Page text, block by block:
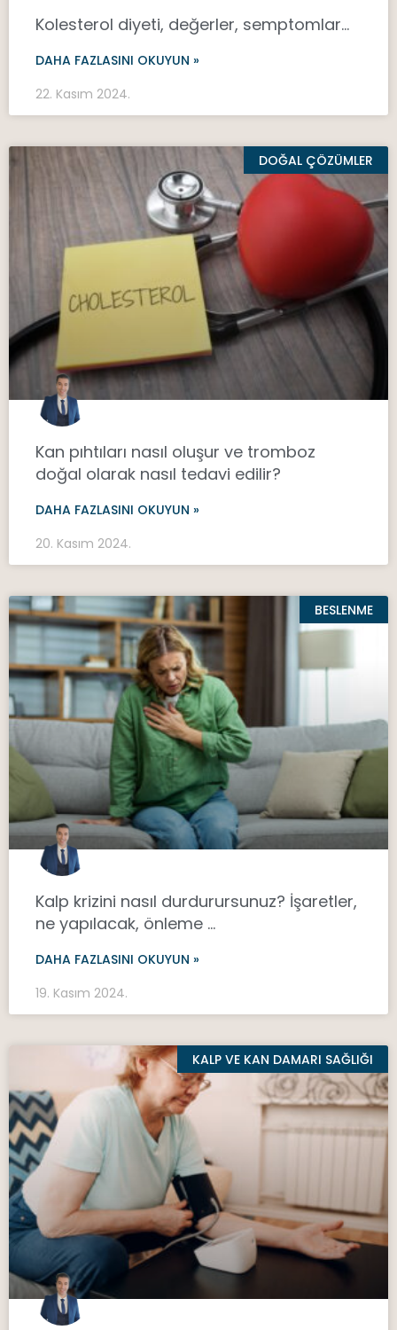
Kolesterol diyeti, değerler, semptomlar…
DAHA FAZLASINI OKUYUN »
22. Kasım 2024.
DOĞAL ÇÖZÜMLER
Kan pıhtıları nasıl oluşur ve tromboz
doğal olarak nasıl tedavi edilir?
DAHA FAZLASINI OKUYUN »
20. Kasım 2024.
BESLENME
Kalp krizini nasıl durdurursunuz? İşaretler,
ne yapılacak, önleme …
DAHA FAZLASINI OKUYUN »
19. Kasım 2024.
KALP VE KAN DAMARI SAĞLIĞI